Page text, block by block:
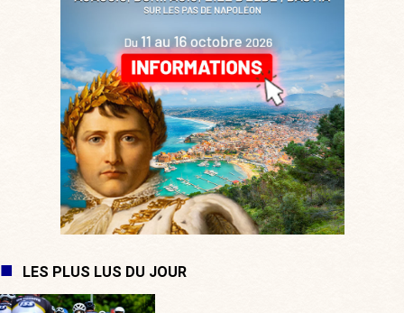
LES PLUS LUS DU JOUR